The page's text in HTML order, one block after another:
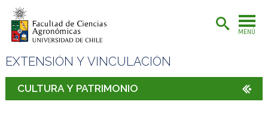
MENÚ
EXTENSIÓN Y VINCULACIÓN
CULTURA Y PATRIMONIO